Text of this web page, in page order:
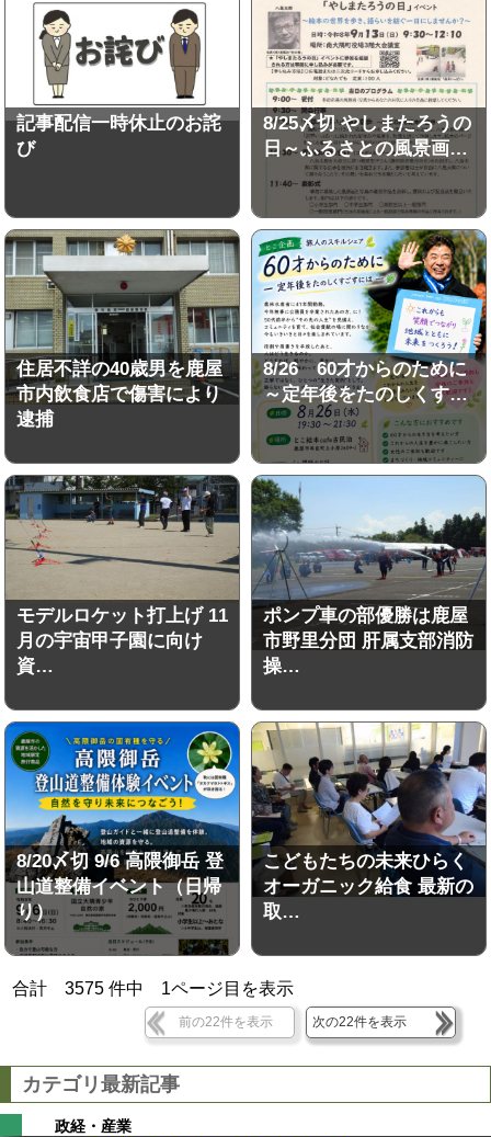
記事配信一時休止のお詫
び
8/25〆切 やしまたろうの
日～ふるさとの風景画…
住居不詳の40歳男を鹿屋
市内飲食店で傷害により
逮捕
8/26 60才からのために
～定年後をたのしくす…
モデルロケット打上げ 11
月の宇宙甲子園に向け
資…
ポンプ車の部優勝は鹿屋
市野里分団 肝属支部消防
操…
8/20〆切 9/6 高隈御岳 登
山道整備イベント（日帰
り）
こどもたちの未来ひらく
オーガニック給食 最新の
取…
合計3575 件中 1ページ目を表示
前の22件を表示 次の22件を表示
カテゴリ最新記事
政経・産業